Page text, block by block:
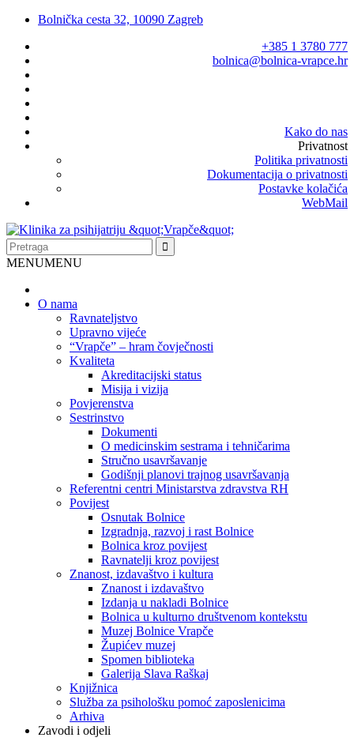
Bolnička cesta 32, 10090 Zagreb
+385 1 3780 777
bolnica@bolnica-vrapce.hr
Kako do nas
Privatnost
Politika privatnosti
Dokumentacija o privatnosti
Postavke kolačića
WebMail
MENUMENU
O nama
Ravnateljstvo
Upravno vijeće
“Vrapče” – hram čovječnosti
Kvaliteta
Akreditacijski status
Misija i vizija
Povjerenstva
Sestrinstvo
Dokumenti
O medicinskim sestrama i tehničarima
Stručno usavršavanje
Godišnji planovi trajnog usavršavanja
Referentni centri Ministarstva zdravstva RH
Povijest
Osnutak Bolnice
Izgradnja, razvoj i rast Bolnice
Bolnica kroz povijest
Ravnatelji kroz povijest
Znanost, izdavaštvo i kultura
Znanost i izdavaštvo
Izdanja u nakladi Bolnice
Bolnica u kulturno društvenom kontekstu
Muzej Bolnice Vrapče
Župićev muzej
Spomen biblioteka
Galerija Slava Raškaj
Knjižnica
Služba za psihološku pomoć zaposlenicima
Arhiva
Zavodi i odjeli